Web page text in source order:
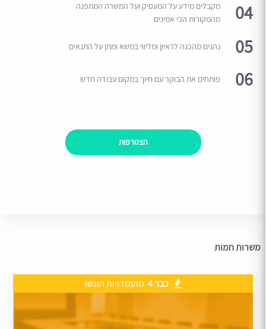
04
מקבלים מידע על המעסיק ועל המשרה המתפנה
מהמקורות הכי אמינים
05 נהנים מהכנה לראיון ומליווי במשא ומתן על התנאים
06 פותחים את הבוקר עם חיוך במקום עבודה חדש
הצטרפות
משרות חמות
כבר 4 מועמדויות הוגשו